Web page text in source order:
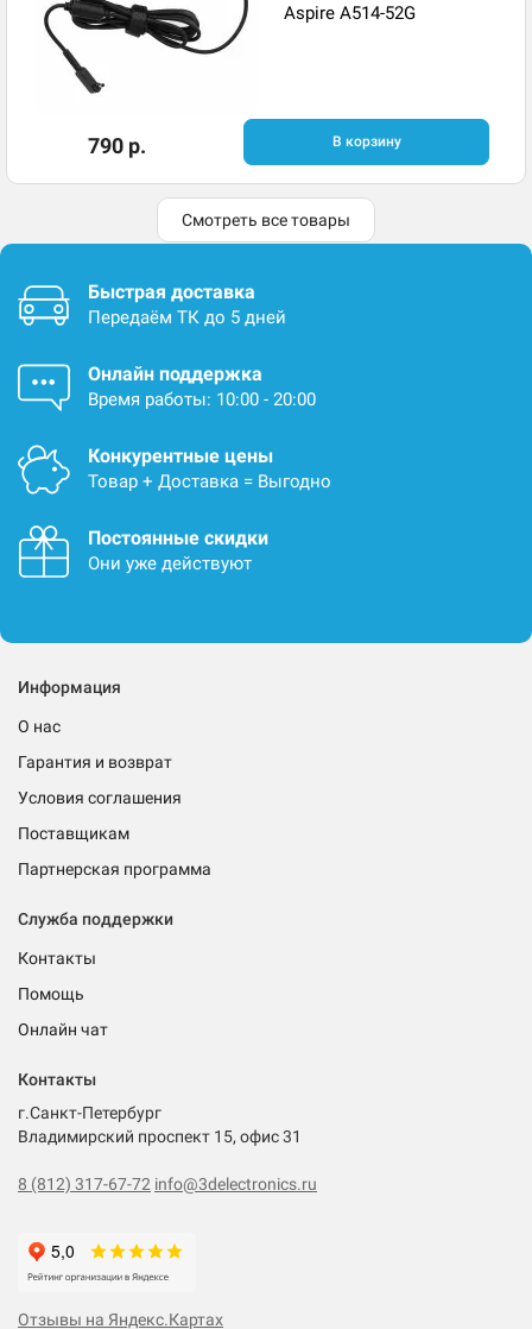
Aspire A514-52G
790 р. В корзину
Смотреть все товары
Быстрая доставка
Передаём ТК до 5 дней
Онлайн поддержка
Время работы: 10:00 - 20:00
Конкурентные цены
Товар + Доставка = Выгодно
Постоянные скидки
Они уже действуют
Информация
О нас
Гарантия и возврат
Условия соглашения
Поставщикам
Партнерская программа
Служба поддержки
Контакты
Помощь
Онлайн чат
Контакты
г.Санкт-Петербург
Владимирский проспект 15, офис 31
8 (812) 317-67-72 info@3delectronics.ru
Отзывы на Яндекс.Картах